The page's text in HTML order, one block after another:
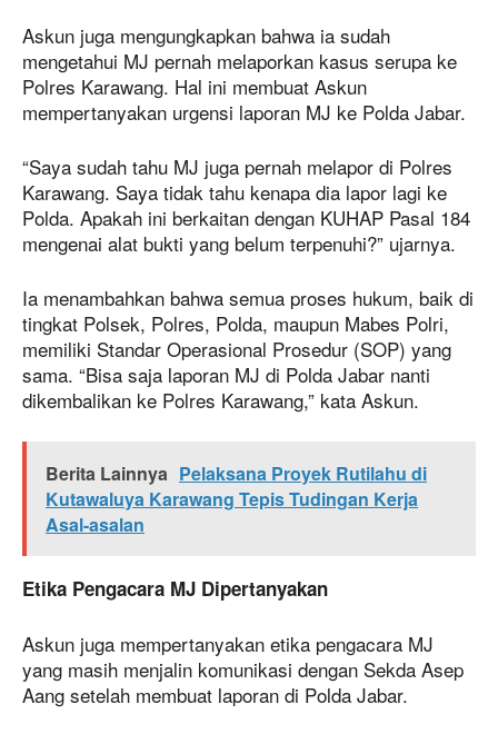
Askun juga mengungkapkan bahwa ia sudah
mengetahui MJ pernah melaporkan kasus serupa ke
Polres Karawang. Hal ini membuat Askun
mempertanyakan urgensi laporan MJ ke Polda Jabar.
“Saya sudah tahu MJ juga pernah melapor di Polres
Karawang. Saya tidak tahu kenapa dia lapor lagi ke
Polda. Apakah ini berkaitan dengan KUHAP Pasal 184
mengenai alat bukti yang belum terpenuhi?” ujarnya.
Ia menambahkan bahwa semua proses hukum, baik di
tingkat Polsek, Polres, Polda, maupun Mabes Polri,
memiliki Standar Operasional Prosedur (SOP) yang
sama. “Bisa saja laporan MJ di Polda Jabar nanti
dikembalikan ke Polres Karawang,” kata Askun.
Berita Lainnya Pelaksana Proyek Rutilahu di
Kutawaluya Karawang Tepis Tudingan Kerja
Asal-asalan
Etika Pengacara MJ Dipertanyakan
Askun juga mempertanyakan etika pengacara MJ
yang masih menjalin komunikasi dengan Sekda Asep
Aang setelah membuat laporan di Polda Jabar.